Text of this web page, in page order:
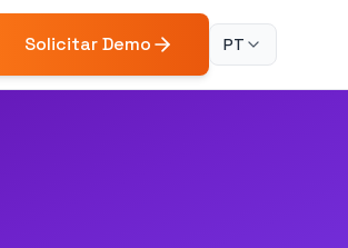
Solicitar Demo PT